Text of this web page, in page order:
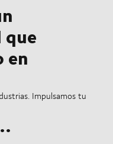
en
Impulsamos tu